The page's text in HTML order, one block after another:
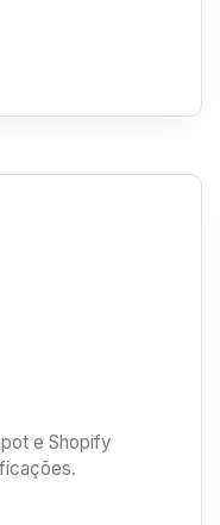
e Shopify